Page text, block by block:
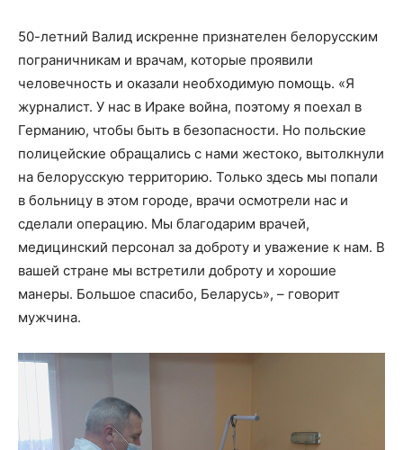
50-летний Валид искренне признателен белорусским
пограничникам и врачам, которые проявили
человечность и оказали необходимую помощь. «Я
журналист. У нас в Ираке война, поэтому я поехал в
Германию, чтобы быть в безопасности. Но польские
полицейские обращались с нами жестоко, вытолкнули
на белорусскую территорию. Только здесь мы попали
в больницу в этом городе, врачи осмотрели нас и
сделали операцию. Мы благодарим врачей,
медицинский персонал за доброту и уважение к нам. В
вашей стране мы встретили доброту и хорошие
манеры. Большое спасибо, Беларусь», – говорит
мужчина.